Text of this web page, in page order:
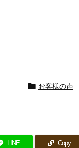
 お客様の声
LINE Copy